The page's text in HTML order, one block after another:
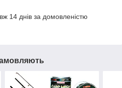
14 днів за домовленістю